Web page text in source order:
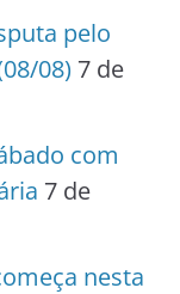
pelo
08) 7 de
com
7 de
nesta